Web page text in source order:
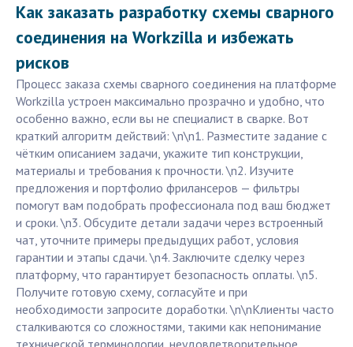
Как заказать разработку схемы сварного
соединения на Workzilla и избежать
рисков
Процесс заказа схемы сварного соединения на платформе
Workzilla устроен максимально прозрачно и удобно, что
особенно важно, если вы не специалист в сварке. Вот
краткий алгоритм действий: \n\n1. Разместите задание с
чётким описанием задачи, укажите тип конструкции,
материалы и требования к прочности. \n2. Изучите
предложения и портфолио фрилансеров — фильтры
помогут вам подобрать профессионала под ваш бюджет
и сроки. \n3. Обсудите детали задачи через встроенный
чат, уточните примеры предыдущих работ, условия
гарантии и этапы сдачи. \n4. Заключите сделку через
платформу, что гарантирует безопасность оплаты. \n5.
Получите готовую схему, согласуйте и при
необходимости запросите доработки. \n\nКлиенты часто
сталкиваются со сложностями, такими как непонимание